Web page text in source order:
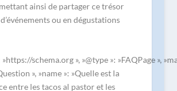
ainsi de partager ce trésor
ou en dégustations
schema.org », »@type »: »FAQPage »,
», »name »: »Quelle est la
entre les tacos al pastor et les